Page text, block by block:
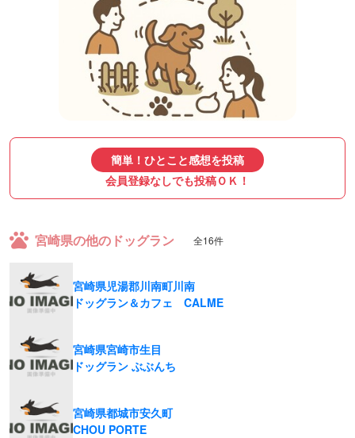
簡単！ひとこと感想を投稿
会員登録なしでも投稿ＯＫ！
宮崎県の他のドッグラン 全16件
宮崎県児湯郡川南町川南
ドッグラン＆カフェ CALME
宮崎県宮崎市生目
ドッグラン ぶぶんち
宮崎県都城市安久町
CHOU PORTE